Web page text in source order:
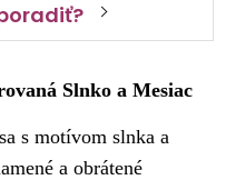
Slnko a Mesiac
s motívom slnka a
a obrátené